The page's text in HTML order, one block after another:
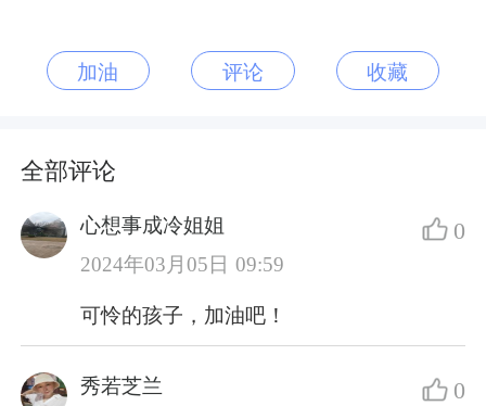
加油 评论 收藏
全部评论
心想事成冷姐姐
2024年03月05日 09:59
0
可怜的孩子，加油吧！
秀若芝兰
0